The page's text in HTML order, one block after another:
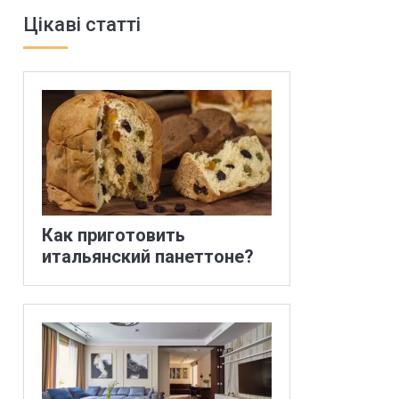
Цікаві статті
Как приготовить
итальянский панеттоне?